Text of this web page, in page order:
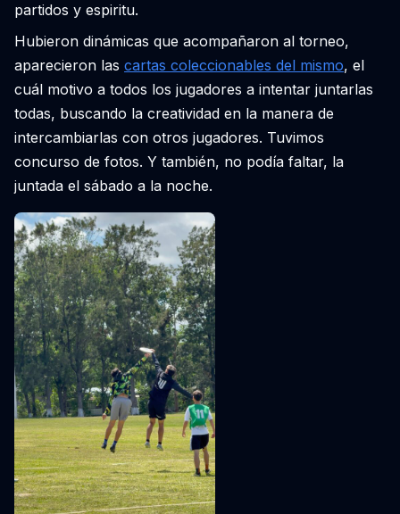
partidos y espiritu.
Hubieron dinámicas que acompañaron al torneo,
aparecieron las cartas coleccionables del mismo, el
cuál motivo a todos los jugadores a intentar juntarlas
todas, buscando la creatividad en la manera de
intercambiarlas con otros jugadores. Tuvimos
concurso de fotos. Y también, no podía faltar, la
juntada el sábado a la noche.